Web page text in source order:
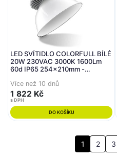
LED SVÍTIDLO COLORFULL BÍLÉ
20W 230VAC 3000K 1600Lm
60d IP65 254x210mm -
Více než 10 dnů
1 822 Kč
s DPH
DO KOŠÍKU
1 2 3